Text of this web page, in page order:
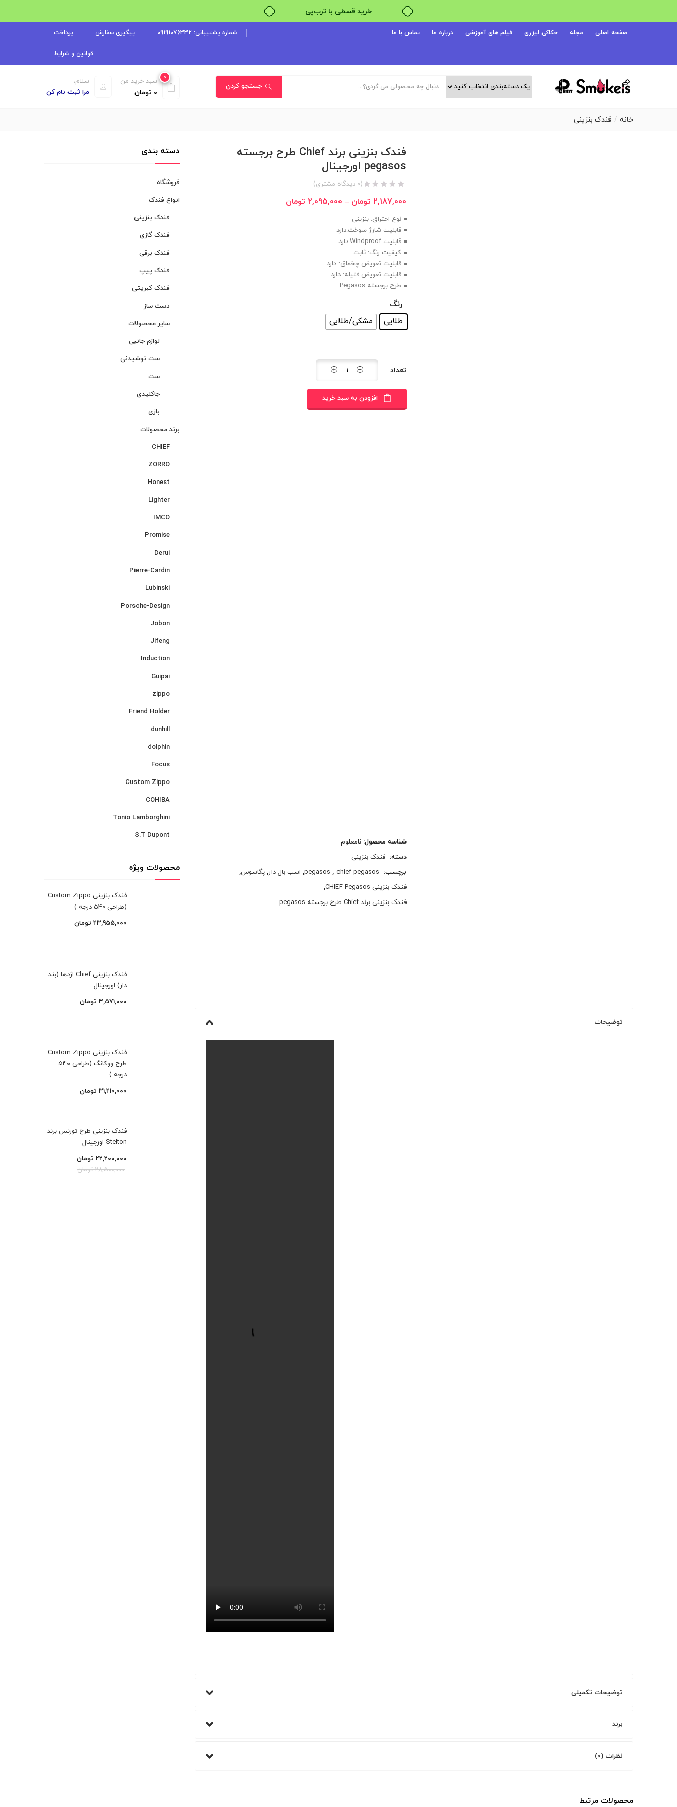
۴ قسط، بدون کارمزد
صفحه اصلی مجله حکاکی لیزری فیلم های آموزشی درباره ما تماس با ما شماره پشتیبانی: 09191076332 پیگیری سفارش پرداخت
قوانین و شرایط
جستجو کردن
سلام،
مرا ثبت نام کن
0
سبد خرید من
0 تومان
خانه فندک بنزینی
فندک بنزینی برند Chief طرح برجسته
pegasos اورجینال
(
0 دیدگاه مشتری)
2,187,000 تومان –
2,095,000 تومان
نوع احتراق: بنزینی
قابلیت شارژ سوخت:دارد
قابلیت Windproof:دارد
کیفیت رنگ: ثابت
قابلیت تعویض چخماق: دارد
قابلیت تعویض فتیله: دارد
طرح برجسته Pegasos
رنگ
طلایی مشکی/طلایی
تعداد
افزودن به سبد خرید
شناسه محصول: نامعلوم
دسته: فندک بنزینی
برچسب:
chief pegasos
,
pegasos
, اسب بال دار, پگاسوس,
فندک بنزینی CHIEF Pegasos
,
فندک بنزینی برند Chief طرح برجسته pegasos
توضیحات
توضیحات تکمیلی
برند
نظرات (0)
محصولات مرتبط
دسته بندی
فروشگاه
انواع فندک
فندک بنزینی
فندک گازی
فندک برقی
فندک پیپ
فندک کبریتی
دست ساز
سایر محصولات
لوازم جانبی
ست نوشیدنی
سِت
جاکلیدی
بازی
برند محصولات
CHIEF
ZORRO
Honest
Lighter
IMCO
Promise
Derui
Pierre-Cardin
Lubinski
Porsche-Design
Jobon
Jifeng
Induction
Guipai
zippo
Friend Holder
dunhill
dolphin
Focus
Custom Zippo
COHIBA
Tonio Lamborghini
S.T Dupont
محصولات ویژه
فندک بنزینی Custom Zippo
(طراحی 540 درجه )
23,955,000 تومان
فندک بنزینی Chief اژدها (بند
دار) اورجینال
3,571,000 تومان
فندک بنزینی Custom Zippo
طرح ووکانگ (طراحی 540
درجه )
31,210,000 تومان
فندک بنزینی طرح تورنس برند
Stelton اورجینال
22,200,000 تومان
28,500,000 تومان